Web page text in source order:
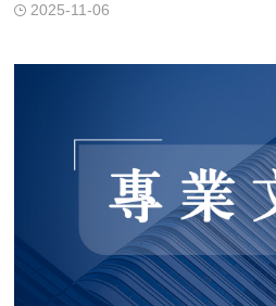
2025-11-06